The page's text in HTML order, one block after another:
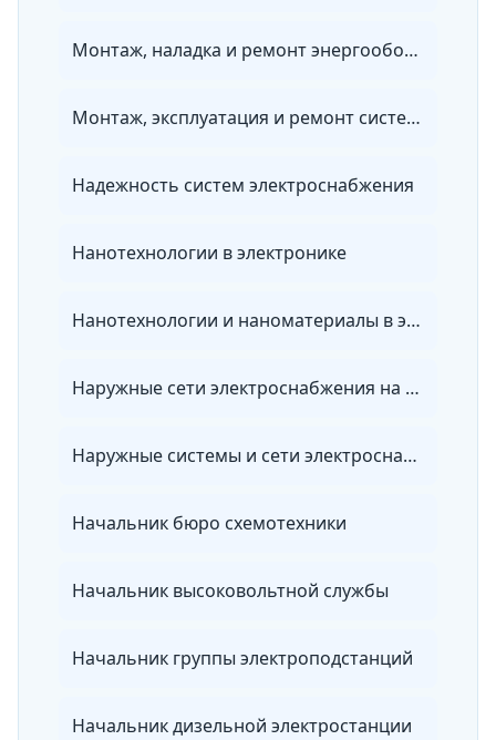
Монтаж, наладка и ремонт энергооборудования
Монтаж, эксплуатация и ремонт систем энергообеспечения объектов специального назначения
Надежность систем электроснабжения
Нанотехнологии в электронике
Нанотехнологии и наноматериалы в энергетике
Наружные сети электроснабжения на объектах
Наружные системы и сети электроснабжения
Начальник бюро схемотехники
Начальник высоковольтной службы
Начальник группы электроподстанций
Начальник дизельной электростанции